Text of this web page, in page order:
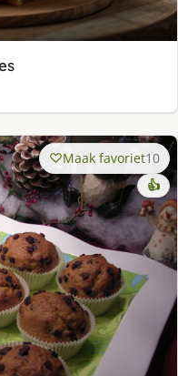
Maak favoriet10
👍